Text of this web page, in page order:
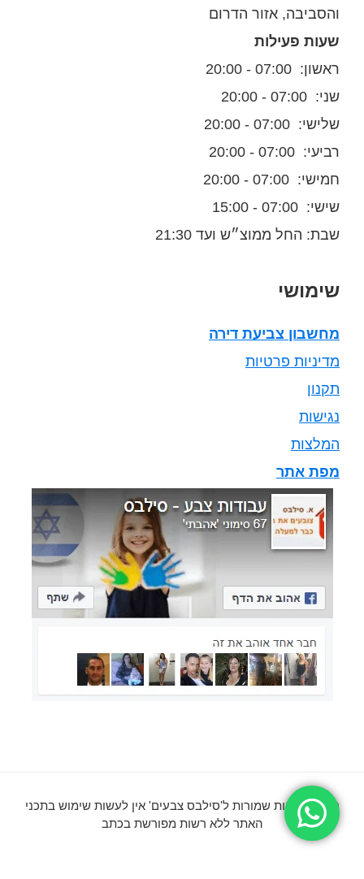
והסביבה, אזור הדרום
שעות פעילות
ראשון: 07:00 - 20:00
שני: 07:00 - 20:00
שלישי: 07:00 - 20:00
רביעי: 07:00 - 20:00
חמישי: 07:00 - 20:00
שישי: 07:00 - 15:00
שבת: החל ממוצ״ש ועד 21:30
שימושי
מחשבון צביעת דירה
מדיניות פרטיות
תקנון
נגישות
המלצות
מפת אתר
© כל הזכויות שמורות ל'סילבס צבעים' אין לעשות שימוש בתכני
האתר ללא רשות מפורשת בכתב